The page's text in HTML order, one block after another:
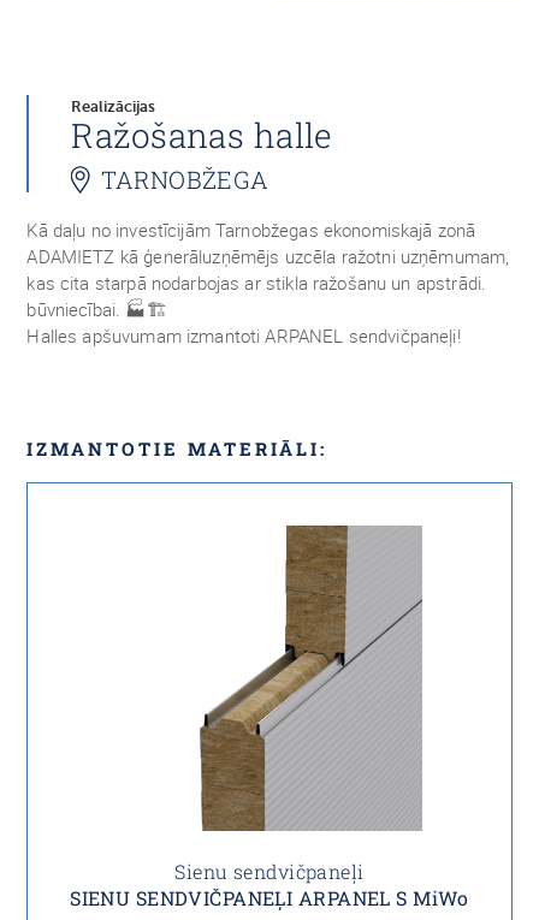
Realizācijas
Ražošanas halle
TARNOBŽEGA
Kā daļu no investīcijām Tarnobžegas ekonomiskajā zonā
ADAMIETZ kā ģenerāluzņēmējs uzcēla ražotni uzņēmumam,
kas cita starpā nodarbojas ar stikla ražošanu un apstrādi.
būvniecībai. 🏭🏗️
Halles apšuvumam izmantoti ARPANEL sendvičpaneļi!
IZMANTOTIE MATERIĀLI:
Sienu sendvičpaneļi
SIENU SENDVIČPANEĻI ARPANEL S MiWo